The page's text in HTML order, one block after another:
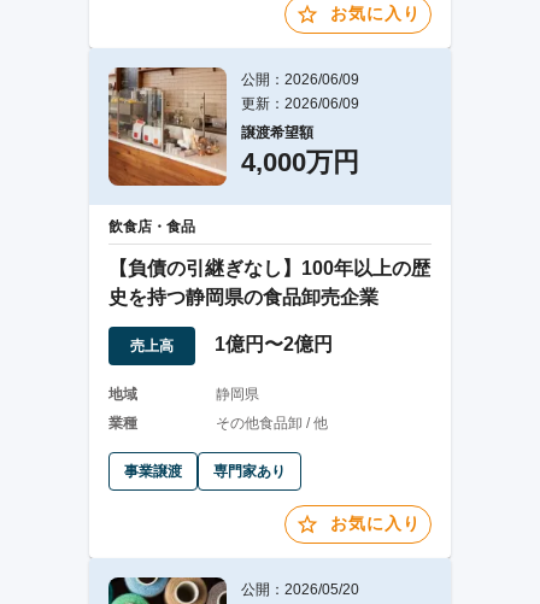
お気に入り
公開：2026/06/09
更新：2026/06/09
譲渡希望額
4,000万円
飲食店・食品
【負債の引継ぎなし】100年以上の歴
史を持つ静岡県の食品卸売企業
売上高 1億円〜2億円
地域
静岡県
業種
その他食品卸 / 他
事業譲渡 専門家あり
お気に入り
公開：2026/05/20